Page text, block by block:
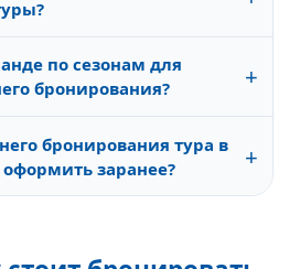
особенно для отелей 4-5*
туры в Таиланд из
июне–июле, чтобы получить
по сезонам для
бронирования?
+
март–апрель (+32..36°C).
(возможны тайфуны,
бронирование оптимально
бронирования тура в
заранее?
+